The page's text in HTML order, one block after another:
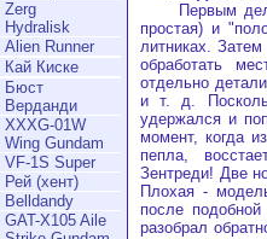
Zerg
Hydralisk
Alien Runner
Кай Киске
Бюст
Верданди
XXXG-01W
Wing Gundam
VF-1S Super
Рей (хент)
Belldandy
GAT-X105 Aile
Первым делом
простая) и
литниках.
обработать
отдельно
и т. д.
удержался и
момент, когда
пепла,
Зентреди! Две
Плохая -
после
разобрал